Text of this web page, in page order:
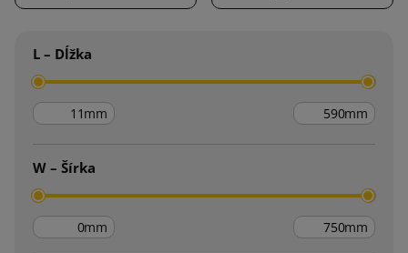
L – Dĺžka
mm mm
W – Šírka
mm mm